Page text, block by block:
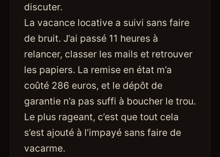
discuter.
La vacance locative a suivi sans faire
de bruit. J’ai passé 11 heures à
relancer, classer les mails et retrouver
les papiers. La remise en état m’a
coûté 286 euros, et le dépôt de
garantie n’a pas suffi à boucher le trou.
Le plus rageant, c’est que tout cela
s’est ajouté à l’impayé sans faire de
vacarme.